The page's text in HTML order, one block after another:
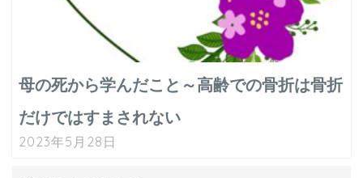
母の死から学んだこと～高齢での骨折は骨折
だけではすまされない
2023年5月28日